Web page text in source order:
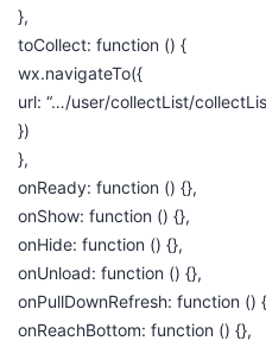
},
toCollect: function () {
wx.navigateTo({
url: “…/user/collectList/
})
},
onReady: function () {},
onShow: function () {},
onHide: function () {},
onUnload: function () {},
onPullDownRefresh: function ()
onReachBottom: function () {},